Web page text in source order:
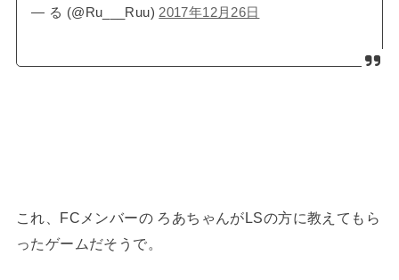
— る (@Ru___Ruu) 2017年12月26日
これ、FCメンバーの ろあちゃんがLSの方に教えてもら
ったゲームだそうで。